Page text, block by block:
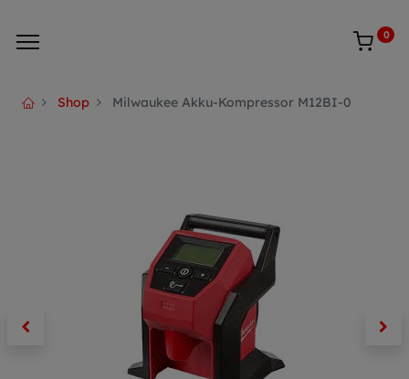
0
Shop Milwaukee Akku-Kompressor M12BI-0